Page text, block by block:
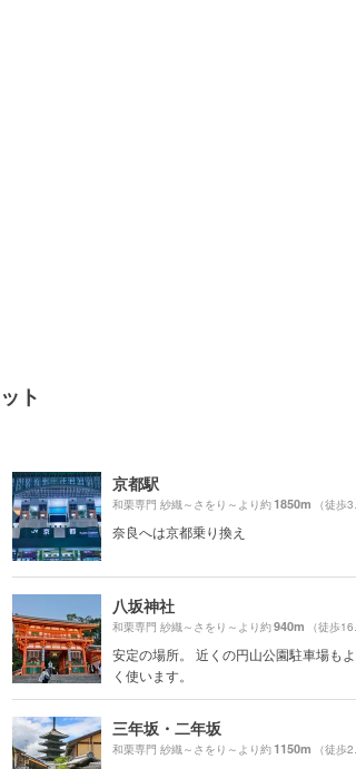
ト
京都駅
和栗専門 紗織～さをり～より約1850m （徒歩31分）
奈良へは京都乗り換え
八坂神社
和栗専門 紗織～さをり～より約940m （徒歩16分）
安定の場所。 近くの円山公園駐車場もよ
く使います。
三年坂・二年坂
和栗専門 紗織～さをり～より約1150m （徒歩20分）